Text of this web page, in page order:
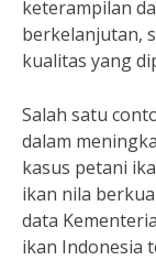
keterampilan
berkelanjutan,
kualitas yang
Salah satu
dalam
kasus petani
ikan nila
data
ikan Indonesia